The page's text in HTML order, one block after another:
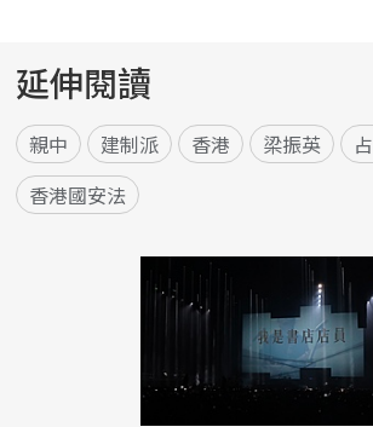
延伸閱讀
親中 建制派 香港 梁振英
香港國安法